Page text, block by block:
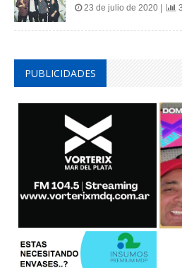
23 de julio de 2020 |
PUBLICIDADES